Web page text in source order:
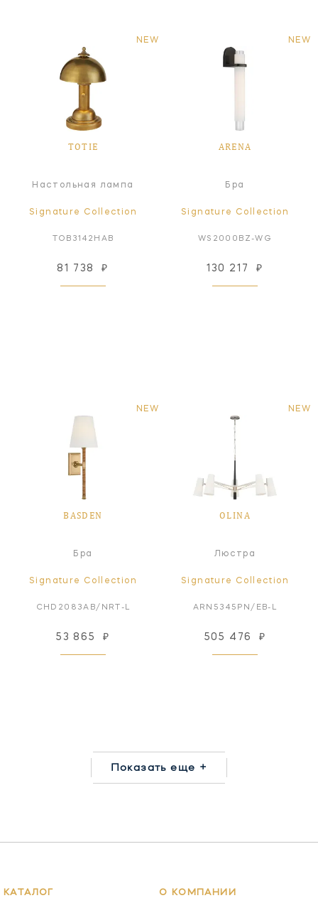
NEW
TOTIE
Настольная лампа
Signature Collection
TOB3142HAB
81 738 ₽
NEW
ARENA
Бра
Signature Collection
WS2000BZ-WG
130 217 ₽
NEW
BASDEN
Бра
Signature Collection
CHD2083AB/NRT-L
53 865 ₽
NEW
OLINA
Люстра
Signature Collection
ARN5345PN/EB-L
505 476 ₽
Показать еще +
КАТАЛОГ О КОМПАНИИ